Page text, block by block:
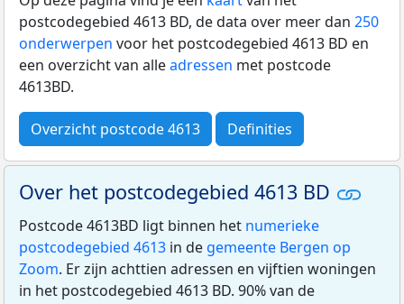
postcodegebied 4613 BD, de data over meer dan 250
onderwerpen voor het postcodegebied 4613 BD en
een overzicht van alleadressen met postcode
4613BD.
Overzicht postcode 4613 Definities
Over het postcodegebied 4613 BD
Postcode 4613BD ligt binnen het numerieke
postcodegebied 4613 in de gemeente Bergen op
Zoom. Er zijn achttien adressen en vijftien woningen
in het postcodegebied 4613 BD. 90% van de